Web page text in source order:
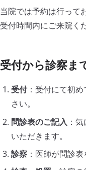
診療時間
午前 9:00〜12:00
休診日
日曜日・祝祭日
電話 WEB問診 診
当院では予約は行って
受付時間内にご来院く
受付から診察ま
受付：受付にて初
さい。
問診表のご記入 ：
いただきます。
診察 ：医師が問診